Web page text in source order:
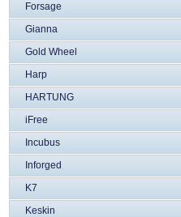
Forsage
Gianna
Gold Wheel
Harp
HARTUNG
iFree
Incubus
Inforged
K7
Keskin